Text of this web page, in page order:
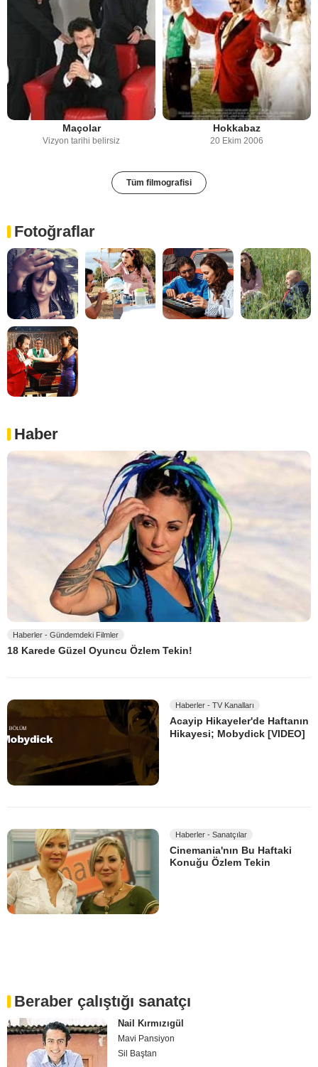
Maçolar
Vizyon tarihi belirsiz
Hokkabaz
20 Ekim 2006
Tüm filmografisi
Fotoğraflar
Haber
Haberler - Gündemdeki Filmler
18 Karede Güzel Oyuncu Özlem Tekin!
Haberler - TV Kanalları
Acayip Hikayeler'de Haftanın
Hikayesi; Mobydick [VIDEO]
Haberler - Sanatçılar
Cinemania'nın Bu Haftaki
Konuğu Özlem Tekin
Beraber çalıştığı sanatçı
Nail Kırmızıgül
Mavi Pansiyon
Sil Baştan